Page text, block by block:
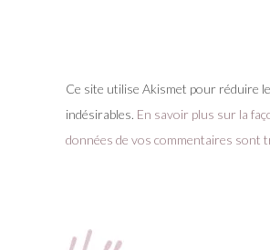
Ce site utilise Akismet pour réduire
indésirables. En savoir plus sur la
données de vos commentaires sont